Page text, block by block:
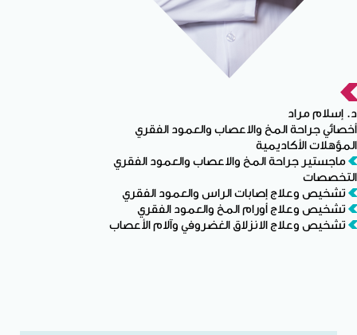
د. إسلام مراد
أخصائي جراحة المخ والاعصاب والعمود الفقري
المؤهلات الأكاديمية
ماجستير جراحة المخ والاعصاب والعمود الفقري
التخصصات
تشخيص وعلاج إصابات الراس والعمود الفقري
تشخيص وعلاج أورام المخ والعمود الفقري
تشخيص وعلاج الانزلاق الغضروفي وآلام الأعصاب